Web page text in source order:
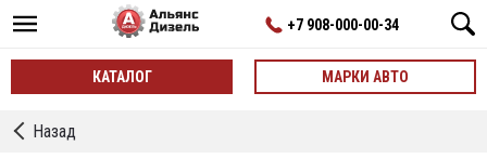
+7 908-000-00-34
КАТАЛОГ МАРКИ АВТО
←Назад